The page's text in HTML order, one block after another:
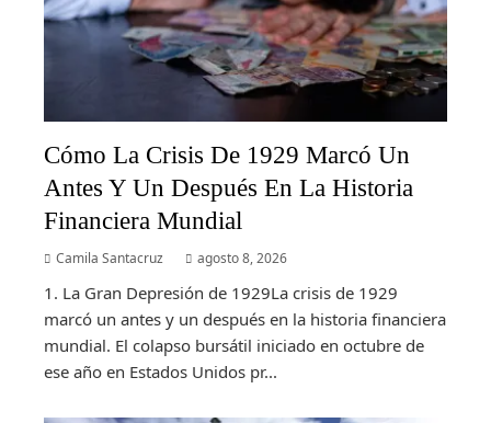
Cómo La Crisis De 1929 Marcó Un
Antes Y Un Después En La Historia
Financiera Mundial
Camila Santacruz agosto 8, 2026
1. La Gran Depresión de 1929La crisis de 1929
marcó un antes y un después en la historia financiera
mundial. El colapso bursátil iniciado en octubre de
ese año en Estados Unidos pr...